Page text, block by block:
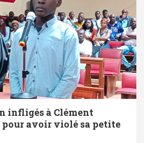
infligés à Clément
avoir violé sa petite